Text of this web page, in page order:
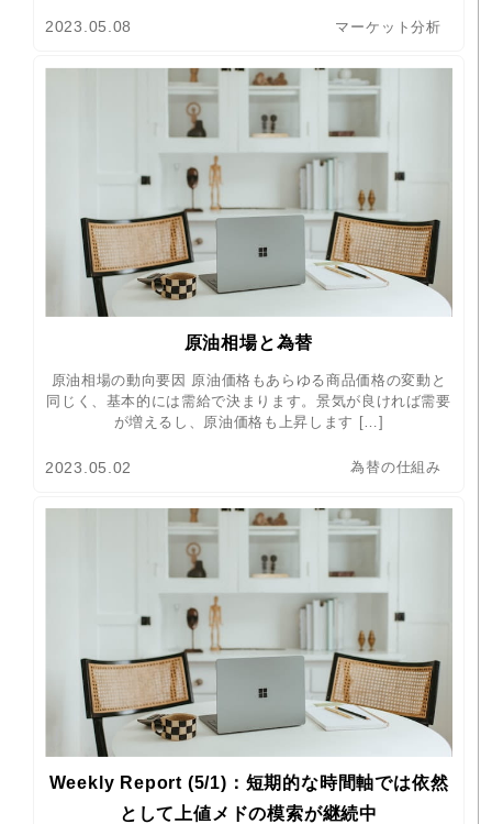
2023.05.08 マーケット分析
原油相場と為替
原油相場の動向要因 原油価格もあらゆる商品価格の変動と
同じく、基本的には需給で決まります。景気が良ければ需要
が増えるし、原油価格も上昇します […]
2023.05.02 為替の仕組み
Weekly Report (5/1)：短期的な時間軸では依然
として上値メドの模索が継続中